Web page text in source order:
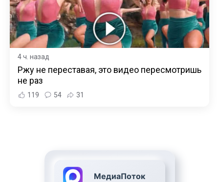
4 ч. назад
Ржу не переставая, это видео пересмотришь
не раз
119 54 31
МедиаПоток